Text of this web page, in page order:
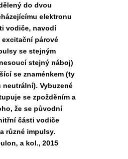
do dvou
elektronu
vodiče, navodí
excitační párové
se stejným
stejný náboj)
se znaménkem (ty
Vybuzené
se zpožděním a
že se původní
části vodiče
různé impulsy.
a kol., 2015